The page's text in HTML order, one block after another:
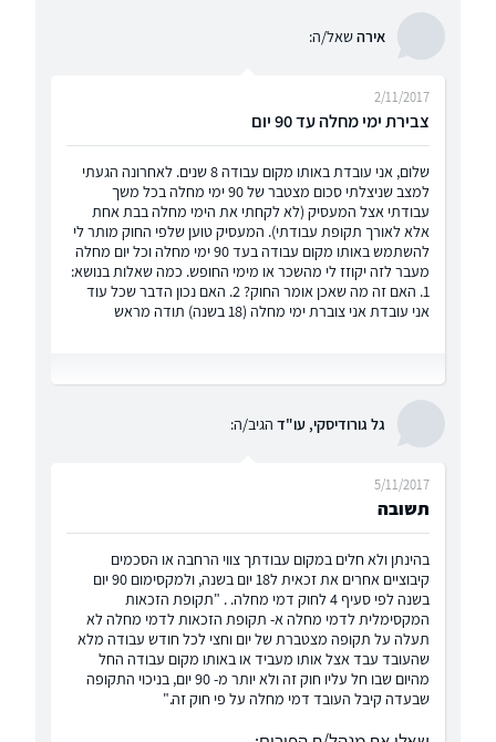
אירהשאל/ה:
צבירת ימי מחלה עד 90 יום
2/11/2017
שלום, אני עובדת באותו מקום עבודה 8 שנים. לאחרונה הגעתי
למצב שניצלתי סכום מצטבר של 90 ימי מחלה בכל משך
עבודתי אצל המעסיק (לא לקחתי את הימי מחלה בבת אחת
אלא לאורך תקופת עבודתי). המעסיק טוען שלפי החוק מותר לי
להשתמש באותו מקום עבודה בעד 90 ימי מחלה וכל יום מחלה
מעבר לזה יקוזז לי מהשכר או מימי החופש. כמה שאלות בנושא:
1. האם זה מה שאכן אומר החוק? 2. האם נכון הדבר שכל עוד
אני עובדת אני צוברת ימי מחלה (18 בשנה) תודה מראש
גל גורודיסקי, עו"ד הגיב/ה:
תשובה
5/11/2017
בהינתן ולא חלים במקום עבודתך צווי הרחבה או הסכמים
קיבוציים אחרים את זכאית ל18 יום בשנה, ולמקסימום 90 יום
בשנה לפי סעיף 4 לחוק דמי מחלה. . "תקופת הזכאות
המקסימלית לדמי מחלה א- תקופת הזכאות לדמי מחלה לא
תעלה על תקופה מצטברת של יום וחצי לכל חודש עבודה מלא
שהעובד עבד אצל אותו מעביד או באותו מקום עבודה החל
מהיום שבו חל עליו חוק זה ולא יותר מ- 90 יום, בניכוי התקופה
שבעדה קיבל העובד דמי מחלה על פי חוק זה."